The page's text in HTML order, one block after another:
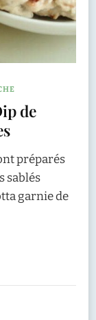
de
préparés
sablés
garnie de